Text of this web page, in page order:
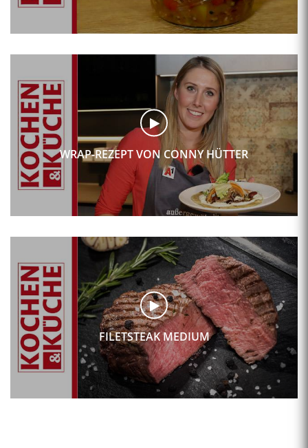
WRAP-REZEPT VON CONNY HÜTTER
FILETSTEAK MEDIUM